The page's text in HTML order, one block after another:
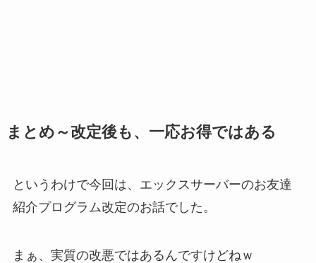
まとめ～改定後も、一応お得ではある
というわけで今回は、エックスサーバーのお友達
紹介プログラム改定のお話でした。
まぁ、実質の改悪ではあるんですけどねｗ